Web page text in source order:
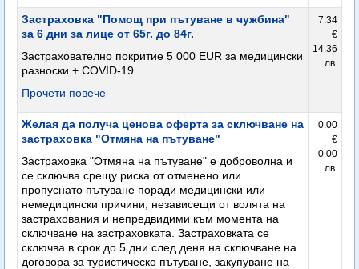
Застраховка "Помощ при пътуване в чужбина"
за 6 дни за лице от 65г. до 84г.
Застрахователно покритие 5 000 EUR за медицински
разноски + COVID-19
Прочети повече
7.34
€
14.36
лв.
Желая да получа ценова оферта за сключване на
застраховка "Отмяна на пътуване"
Застраховка "Отмяна на пътуване" е доброволна и
се сключва срещу риска от отменено или
пропуснато пътуване поради медицински или
немедицински причини, независещи от волята на
застрахования и непредвидими към момента на
сключване на застраховката. Застраховката се
сключва в срок до 5 дни след деня на сключване на
договора за туристическо пътуване, закупуване на
0.00
€
0.00
лв.